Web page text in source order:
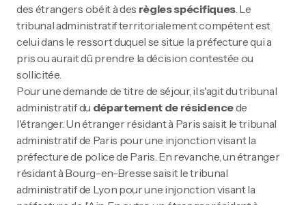
des étrangers obéit à des règles spécifiques. Le
tribunal administratif territorialement compétent est
celui dans le ressort duquel se situe la préfecture qui a
pris ou aurait dû prendre la décision contestée ou
sollicitée.
Pour une demande de titre de séjour, il s'agit du tribunal
administratif du département de résidencede
l'étranger. Un étranger résidant à Paris saisit le tribunal
administratif de Paris pour une injonction visant la
préfecture de police de Paris. En revanche, un étranger
résidant à Bourg-en-Bresse saisit le tribunal
administratif de Lyon pour une injonction visant la